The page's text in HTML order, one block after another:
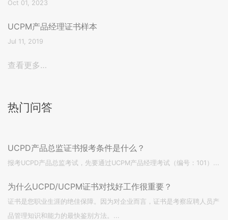
Oct 01, 2023
UCPM产品经理证书样本
Jul 11, 2019
查看更多…
热门问答
UCPD产品总监证书报考条件是什么？
报考UCPD产品总监考试，先要通过UCPM产品经理考试（编号：101）...
为什么UCPD/UCPM证书对找好工作很重要？
证书是您职业生涯的绝佳保障。因为对企业而言，证书是考察应聘人员产
品管理知识和能力的最快鉴别方法。...